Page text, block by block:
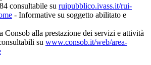
consultabile su ruipubblico.ivass.it/rui-
- Informative su soggetto abilitato e
Consob alla prestazione dei servizi e attività
su www.consob.it/web/area-